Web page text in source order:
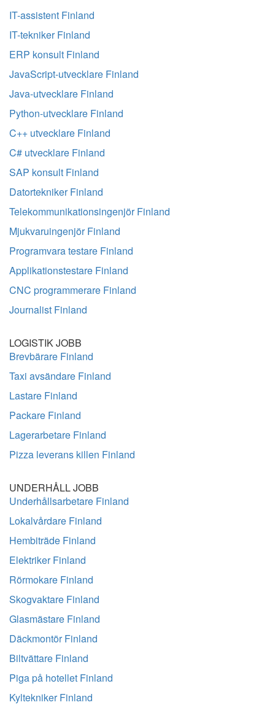
IT-assistent Finland
IT-tekniker Finland
ERP konsult Finland
JavaScript-utvecklare Finland
Java-utvecklare Finland
Python-utvecklare Finland
C++ utvecklare Finland
C# utvecklare Finland
SAP konsult Finland
Datortekniker Finland
Telekommunikationsingenjör Finland
Mjukvaruingenjör Finland
Programvara testare Finland
Applikationstestare Finland
CNC programmerare Finland
Journalist Finland
LOGISTIK JOBB
Brevbärare Finland
Taxi avsändare Finland
Lastare Finland
Packare Finland
Lagerarbetare Finland
Pizza leverans killen Finland
UNDERHÅLL JOBB
Underhållsarbetare Finland
Lokalvårdare Finland
Hembiträde Finland
Elektriker Finland
Rörmokare Finland
Skogvaktare Finland
Glasmästare Finland
Däckmontör Finland
Biltvättare Finland
Piga på hotellet Finland
Kyltekniker Finland